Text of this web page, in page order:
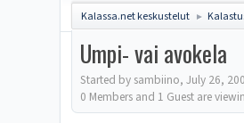
Kalassa.net keskustelut ►
Umpi- vai avokela
Started by sambiino, July 26,
0 Members and 1 Guest are